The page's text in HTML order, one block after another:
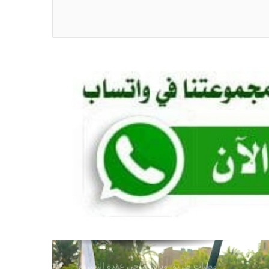
*بعثة النيل الأبيض المشاركة في الدورة
المدرسية الأفريقية النسخة الرابعة برواندا
تتوجة للخرطوم*
*تنسيقية القوى الوطنية تبحث مع منظمة
الأزمات الدولية توثيق انتهاكات الحرب في
السودان*
*أبو قردة: (السودان يمتلك مقومات للنهوض
*مطبات طريق ​وداد الماحي ​عقدة التشريع